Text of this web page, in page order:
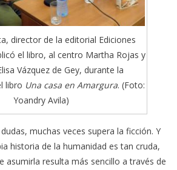
director de la editorial Ediciones
el libro, al centro Martha Rojas y
Vázquez de Gey, durante la
libro Una casa en Amargura. (Foto:
Yoandry Avila)
muchas veces supera la ficción. Y
historia de la humanidad es tan cruda,
asumirla resulta más sencillo a través de